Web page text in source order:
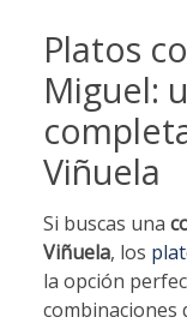
Platos
Miguel:
Viñuela
Si buscas una
Viñuela, los
la opción
combinaciones